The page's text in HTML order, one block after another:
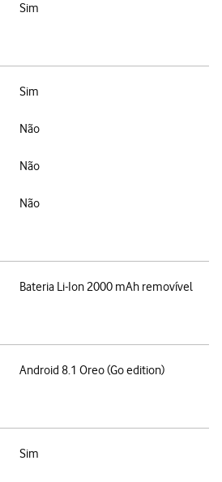
Sim
Sim
Não
Não
Não
Bateria Li-Ion 2000 mAh removível
Android 8.1 Oreo (Go edition)
Sim